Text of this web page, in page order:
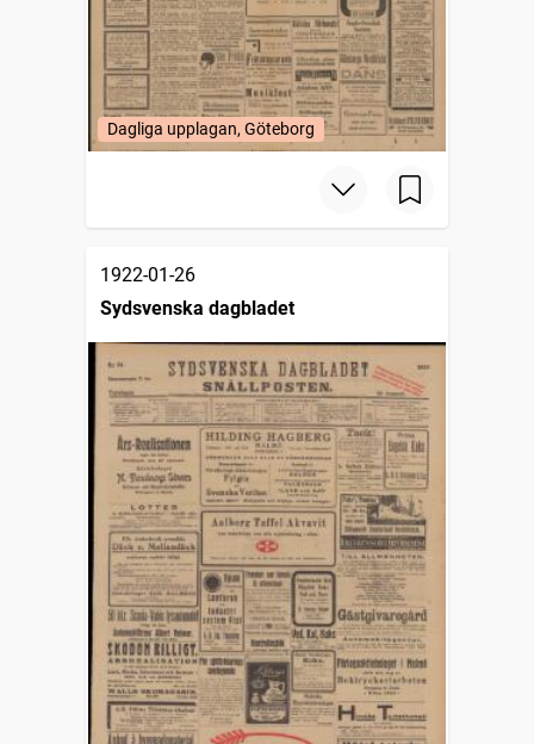
Dagliga upplagan, Göteborg
1922-01-26
Sydsvenska dagbladet